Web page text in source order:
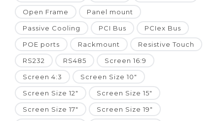
Open Frame Panel mount
Passive Cooling PCI Bus PCIex Bus
POE ports Rackmount Resistive Touch
RS232 RS485 Screen 16:9
Screen 4:3 Screen Size 10"
Screen Size 12" Screen Size 15"
Screen Size 17" Screen Size 19"